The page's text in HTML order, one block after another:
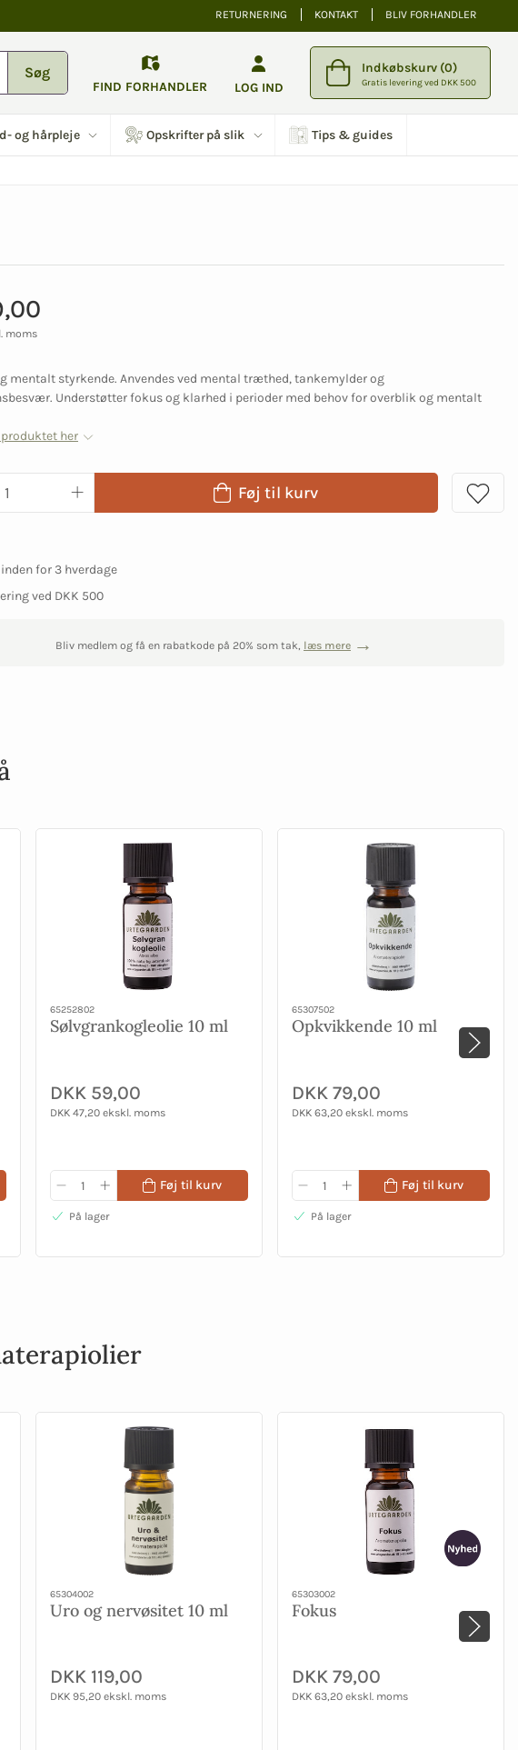
RETURNERING KONTAKT BLIV FORHANDLER
Søg
FIND FORHANDLER LOG IND
Indkøbskurv (0)
Gratis levering ved DKK 500
og hårpleje Opskrifter på slik Tips & guides
moms
mentalt styrkende. Anvendes ved mental træthed, tankemylder og
Understøtter fokus og klarhed i perioder med behov for overblik og mentalt
her
Føj til kurv
for 3 hverdage
ved DKK 500
Bliv medlem og få en rabatkode på 20% som tak, læs mere
65252802
Sølvgrankogleolie 10 ml
DKK 59,00
DKK 47,20 ekskl. moms
Føj til kurv
På lager
65307502
Opkvikkende 10 ml
DKK 79,00
DKK 63,20 ekskl. moms
Føj til kurv
På lager
65304002
Uro og nervøsitet 10 ml
DKK 119,00
DKK 95,20 ekskl. moms
65303002
Fokus
DKK 79,00
DKK 63,20 ekskl. moms